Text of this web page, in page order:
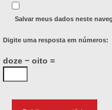
Salvar meus dados neste
Digite uma resposta em números:
doze − oito =